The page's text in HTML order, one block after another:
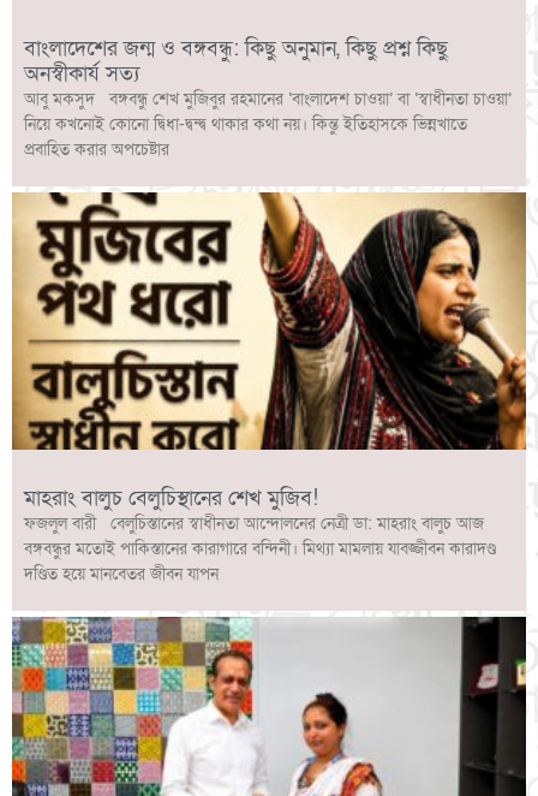
বাংলাদেশের জন্ম ও বঙ্গবন্ধু: কিছু অনুমান, কিছু প্রশ্ন কিছু
অনস্বীকার্য সত্য
আবু মকসুদ বঙ্গবন্ধু শেখ মুজিবুর রহমানের ‘বাংলাদেশ চাওয়া’ বা ‘স্বাধীনতা চাওয়া’
নিয়ে কখনোই কোনো দ্বিধা-দ্বন্দ্ব থাকার কথা নয়। কিন্তু ইতিহাসকে ভিন্নখাতে
প্রবাহিত করার অপচেষ্টার
মাহরাং বালুচ বেলুচিস্থানের শেখ মুজিব!
ফজলুল বারী বেলুচিস্তানের স্বাধীনতা আন্দোলনের নেত্রী ডা: মাহরাং বালুচ আজ
বঙ্গবন্ধুর মতোই পাকিস্তানের কারাগারে বন্দিনী। মিথ্যা মামলায় যাবজ্জীবন কারাদণ্ড
দণ্ডিত হয়ে মানবেতর জীবন যাপন